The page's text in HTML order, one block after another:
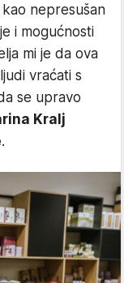
nepresušan
i mogućnosti
mi je da ova
vraćati s
se upravo
Kralj
.